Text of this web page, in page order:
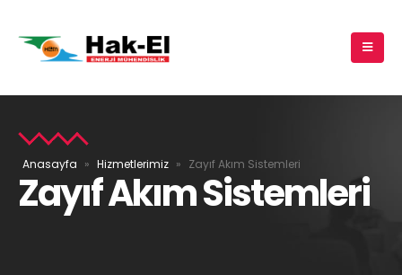
Anasayfa » Hizmetlerimiz » Zayıf Akım Sistemleri
Zayıf Akım Sistemleri